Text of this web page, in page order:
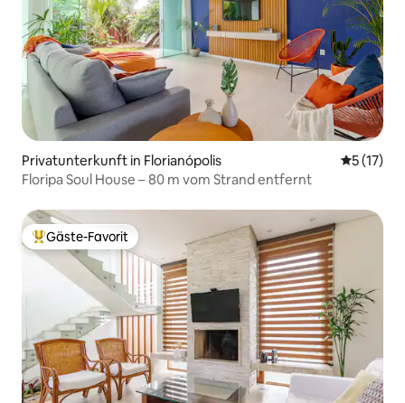
Privatunterkunft in Florianópolis
5 (17)
Floripa Soul House – 80 m vom Strand entfernt
Beliebter Gäste-Favorit.
Gäste-Favorit